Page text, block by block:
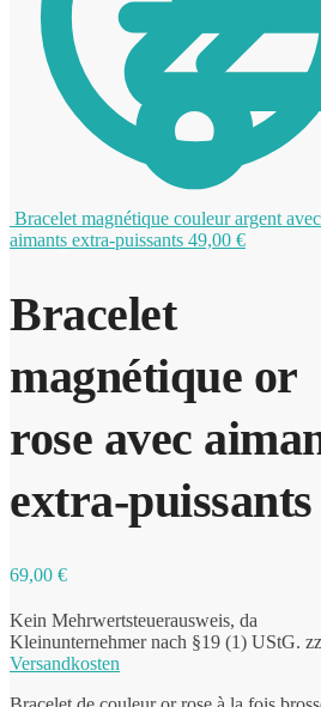
0
Bracelet magnétique couleur argent avec
aimants extra-puissants 49,00 €
Bracelet
magnétique or
rose avec
extra-puissants
69,00 €
Kein Mehrwertsteuerausweis, da
Kleinunternehmer nach §19 (1) UStG.
Versandkosten